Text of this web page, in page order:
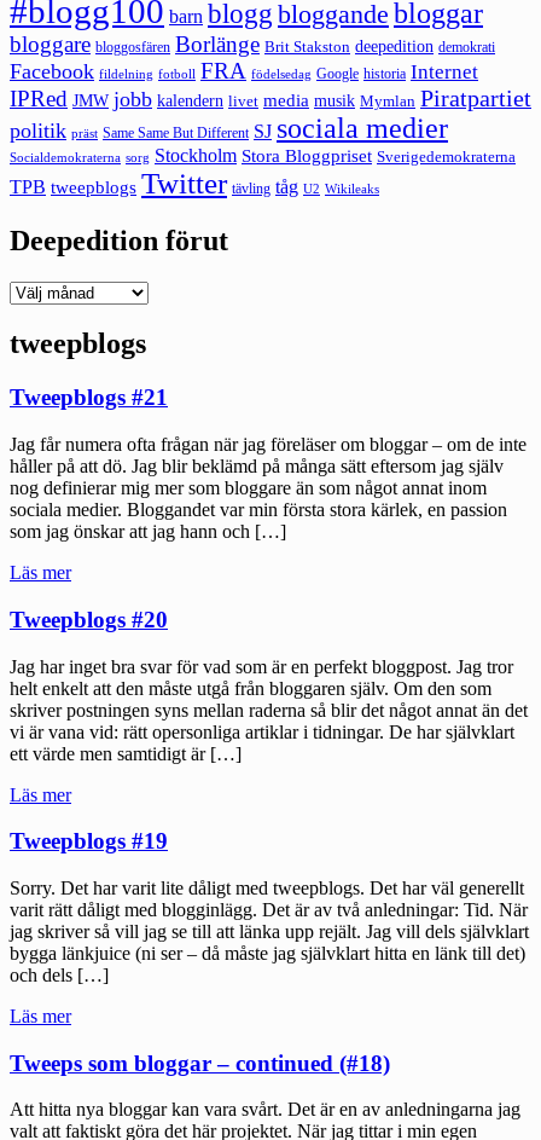
#blogg100 barn blogg bloggande bloggar
bloggare bloggosfären Borlänge Brit Stakston deepedition demokrati
Facebook fildelning fotboll FRA födelsedag Google historia Internet
IPRed JMW jobb kalendern livet media musik Mymlan Piratpartiet
politik präst Same Same But Different SJ sociala medier
Socialdemokraterna sorg Stockholm Stora Bloggpriset Sverigedemokraterna
TPB tweepblogs Twitter tävling tåg U2 Wikileaks
Deepedition förut
Deepedition
tweepblogs
Tweepblogs #21
Jag får numera ofta frågan när jag föreläser om bloggar – om de inte
håller på att dö. Jag blir beklämd på många sätt eftersom jag själv
nog definierar mig mer som bloggare än som något annat inom
sociala medier. Bloggandet var min första stora kärlek, en passion
som jag önskar att jag hann och […]
Läs mer"Tweepblogs
Tweepblogs #20
Jag har inget bra svar för vad som är en perfekt bloggpost. Jag tror
helt enkelt att den måste utgå från bloggaren själv. Om den som
skriver postningen syns mellan raderna så blir det något annat än det
vi är vana vid: rätt opersonliga artiklar i tidningar. De har självklart
ett värde men samtidigt är […]
Läs mer"Tweepblogs
Tweepblogs #19
Sorry. Det har varit lite dåligt med tweepblogs. Det har väl generellt
varit rätt dåligt med blogginlägg. Det är av två anledningar: Tid. När
jag skriver så vill jag se till att länka upp rejält. Jag vill dels självklart
bygga länkjuice (ni ser – då måste jag självklart hitta en länk till det)
och dels […]
Läs mer"Tweepblogs
Tweeps som bloggar – continued (#18)
Att hitta nya bloggar kan vara svårt. Det är en av anledningarna jag
valt att faktiskt göra det här projektet. När jag tittar i min egen